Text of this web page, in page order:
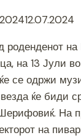
12.07.2024
роденденот
на 13 Јули
се одржи
ќе биди
На
на